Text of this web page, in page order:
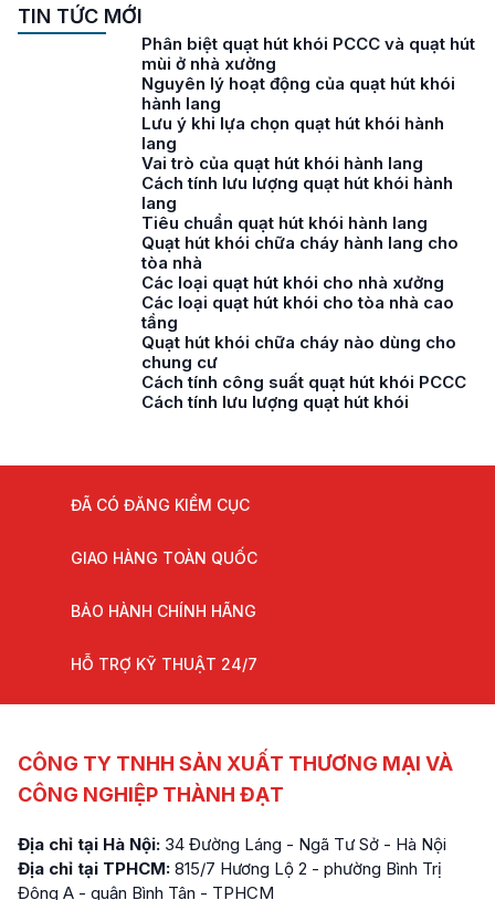
TIN TỨC MỚI
Phân biệt quạt hút khói PCCC và quạt hút
mùi ở nhà xưởng
Nguyên lý hoạt động của quạt hút khói
hành lang
Lưu ý khi lựa chọn quạt hút khói hành
lang
Vai trò của quạt hút khói hành lang
Cách tính lưu lượng quạt hút khói hành
lang
Tiêu chuẩn quạt hút khói hành lang
Quạt hút khói chữa cháy hành lang cho
tòa nhà
Các loại quạt hút khói cho nhà xưởng
Các loại quạt hút khói cho tòa nhà cao
tầng
Quạt hút khói chữa cháy nào dùng cho
chung cư
Cách tính công suất quạt hút khói PCCC
Cách tính lưu lượng quạt hút khói
ĐÃ CÓ ĐĂNG KIỂM CỤC
GIAO HÀNG TOÀN QUỐC
BẢO HÀNH CHÍNH HÃNG
HỖ TRỢ KỸ THUẬT 24/7
CÔNG TY TNHH SẢN XUẤT THƯƠNG MẠI VÀ
CÔNG NGHIỆP THÀNH ĐẠT
Địa chỉ tại Hà Nội: 34 Đường Láng - Ngã Tư Sở - Hà Nội
Địa chỉ tại TPHCM: 815/7 Hương Lộ 2 - phường Bình Trị
Đông A - quận Bình Tân - TPHCM